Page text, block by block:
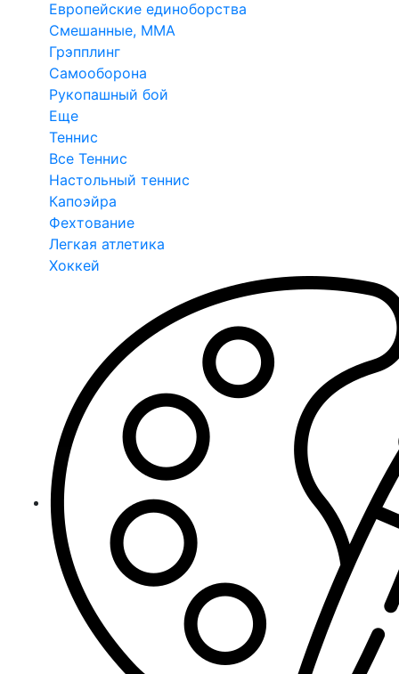
Европейские единоборства
Смешанные, ММА
Грэпплинг
Самооборона
Рукопашный бой
Еще
Теннис
Все Теннис
Настольный теннис
Капоэйра
Фехтование
Легкая атлетика
Хоккей